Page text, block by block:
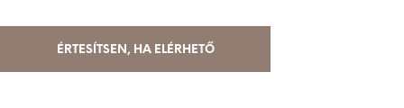
ÉRTESÍTSEN, HA ELÉRHETŐ